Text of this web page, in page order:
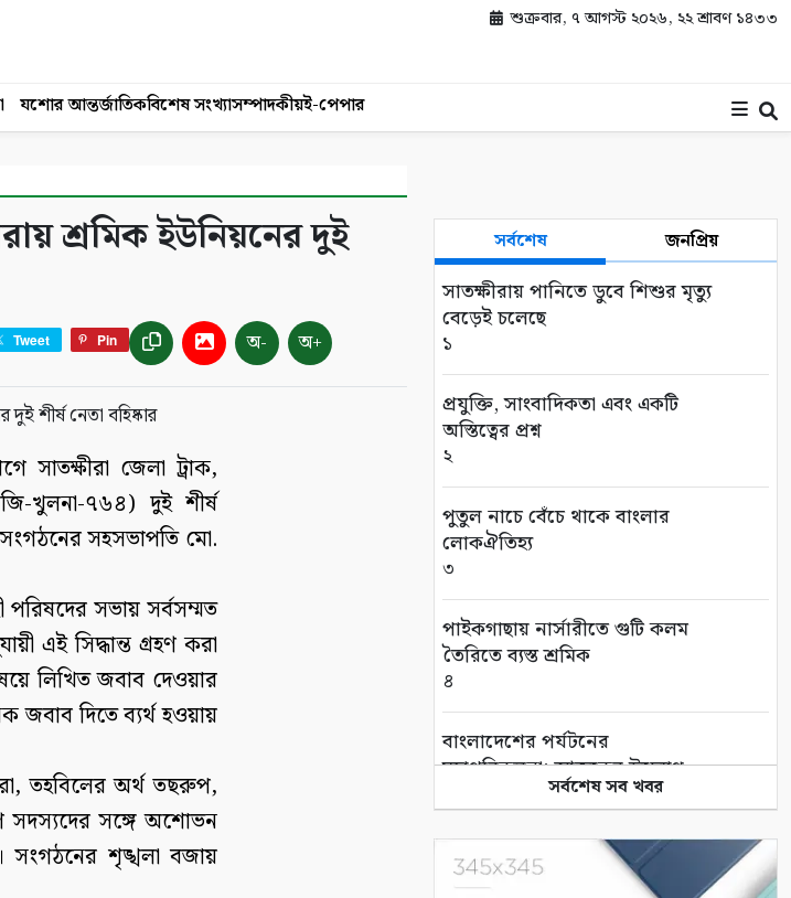
শুক্রবার, ৭ আগস্ট ২০২৬, ২২ শ্রাবণ ১৪৩৩
যশোর আন্তর্জাতিকবিশেষ সংখ্যাসম্পাদকীয়ই-পেপার
শ্রমিক ইউনিয়নের দুই
Tweet Pin অ- অ+
সাতক্ষীরা জেলা ট্রাক,
খুলনা-৭৬৪) দুই শীর্ষ
সংগঠনের সহসভাপতি মো.
পরিষদের সভায় সর্বসম্মত
এই সিদ্ধান্ত গ্রহণ করা
লিখিত জবাব দেওয়ার
জবাব দিতে ব্যর্থ হওয়ায়
তহবিলের অর্থ তছরুপ,
সদস্যদের সঙ্গে অশোভন
সংগঠনের শৃঙ্খলা বজায়
সর্বশেষ জনপ্রিয়
সাতক্ষীরায় পানিতে ডুবে শিশুর মৃত্যু
বেড়েই চলেছে
১
প্রযুক্তি, সাংবাদিকতা এবং একটি
অস্তিত্বের প্রশ্ন
২
পুতুল নাচে বেঁচে থাকে বাংলার
লোকঐতিহ্য
৩
পাইকগাছায় নার্সারীতে গুটি কলম
তৈরিতে ব্যস্ত শ্রমিক
৪
বাংলাদেশের পর্যটনের
মহাপরিকল্পনা: আজকের উদ্যোগ,
আগামীর বাংলাদেশ
বিশ্ব জুড়ে আদিবাসী জনগোষ্ঠী
সর্বশেষ সব খবর